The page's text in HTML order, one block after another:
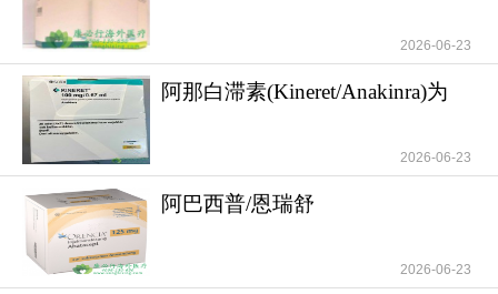
异达到3.5ml/kg/min（标准差为2ml/kg/min）；同时
有>80%的检验效能，可检测出治疗3个月时每个卡
那单抗单独剂量组与安慰剂组之间的类似差异。研
究认为，峰值VO₂提升3.5ml/kg/min（相当于1个代
谢当量）具有临床意义，因为已有研究表明，该幅
度的提升与死亡率降低相关，且在完成的首项关于
使用阿那白滞素阻断IL-1治疗稳定型收缩性心力衰竭
患者的概念验证研究中，已观察到患者峰值VO₂可达
到这一提升幅度。
2026-06-23
阿那白滞素(Kineret/Anakinra)为
2026-06-23
阿巴西普/恩瑞舒
2026-06-23